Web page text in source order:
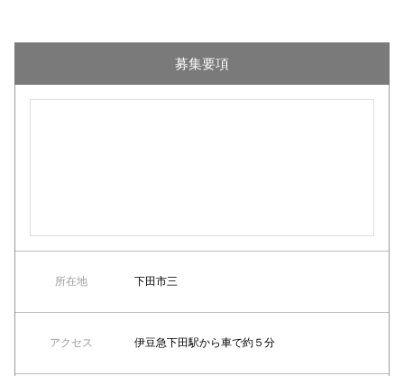
募集要項
所在地 下田市三
アクセス 伊豆急下田駅から車で約５分